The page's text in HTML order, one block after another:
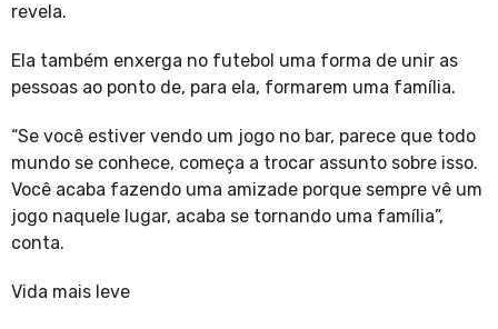
revela.
Ela também enxerga no futebol uma forma de unir as
pessoas ao ponto de, para ela, formarem uma família.
“Se você estiver vendo um jogo no bar, parece que todo
mundo se conhece, começa a trocar assunto sobre isso.
Você acaba fazendo uma amizade porque sempre vê um
jogo naquele lugar, acaba se tornando uma família”,
conta.
Vida mais leve